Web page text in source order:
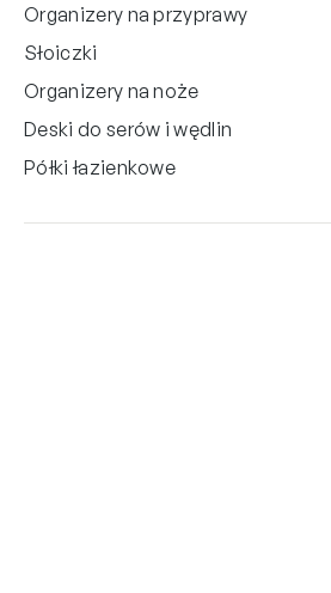
Organizery na przyprawy
Słoiczki
Organizery na noże
Deski do serów i wędlin
Półki łazienkowe